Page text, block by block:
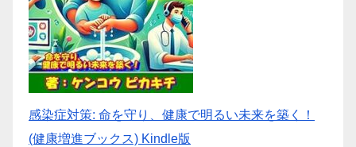
感染症対策: 命を守り、健康で明るい未来を築く！
(健康増進ブックス) Kindle版